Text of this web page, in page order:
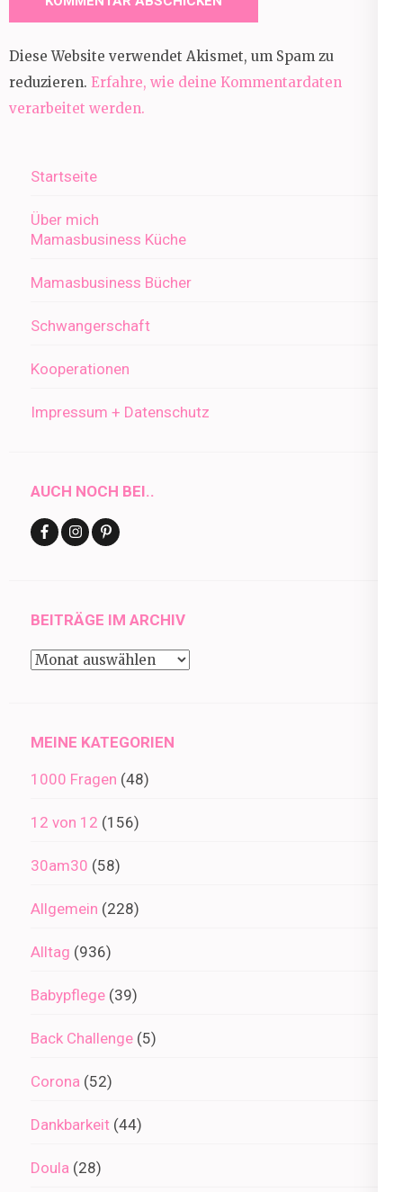
Diese Website verwendet Akismet, um Spam zu
reduzieren. Erfahre, wie deine Kommentardaten
verarbeitet werden.
Startseite
Über mich
Mamasbusiness Küche
Mamasbusiness Bücher
Schwangerschaft
Kooperationen
Impressum + Datenschutz
AUCH NOCH BEI..
BEITRÄGE IM ARCHIV
Beiträge
MEINE KATEGORIEN
1000 Fragen (48)
12 von 12 (156)
30am30 (58)
Allgemein (228)
Alltag (936)
Babypflege (39)
Back Challenge (5)
Corona (52)
Dankbarkeit (44)
Doula (28)